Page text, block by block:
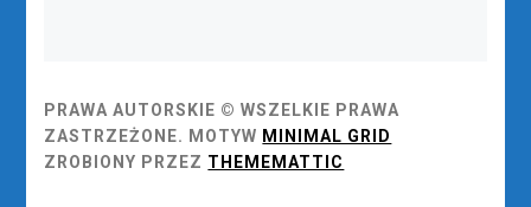
PRAWA AUTORSKIE © WSZELKIE PRAWA
ZASTRZEŻONE. MOTYW MINIMAL GRID
ZROBIONY PRZEZ THEMEMATTIC